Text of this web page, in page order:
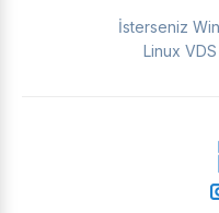
İsterseniz
Linux